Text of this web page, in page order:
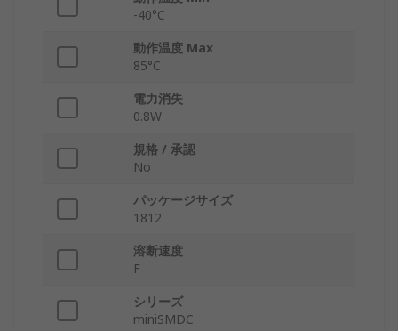
-40°C
動作温度 Max
85°C
電力消失
0.8W
規格 / 承認
No
パッケージサイズ
1812
溶断速度
F
シリーズ
miniSMDC